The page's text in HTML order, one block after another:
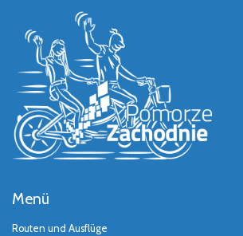
Menü
Routen und Ausflüge